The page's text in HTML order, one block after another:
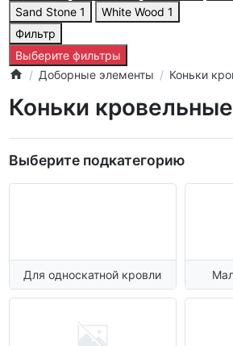
Sand Stone 1 White Wood 1
Фильтр
Выберите фильтры
Доборные элементы
Коньки
Коньки кровельные
Выберите подкатегорию
Для односкатной кровли